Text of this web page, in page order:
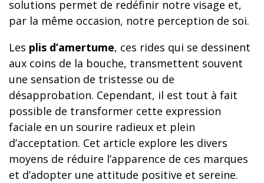
solutions permet de redéfinir notre visage et,
par la même occasion, notre perception de soi.
Les plis d’amertume, ces rides qui se dessinent
aux coins de la bouche, transmettent souvent
une sensation de tristesse ou de
désapprobation. Cependant, il est tout à fait
possible de transformer cette expression
faciale en un sourire radieux et plein
d’acceptation. Cet article explore les divers
moyens de réduire l’apparence de ces marques
et d’adopter une attitude positive et sereine.